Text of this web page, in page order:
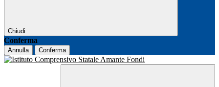
Chiudi
Conferma
Annulla Conferma